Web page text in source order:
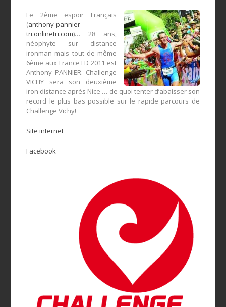
Le 2ème espoir Français
(anthony-pannier-
tri.onlinetri.com)… 28 ans,
néophyte sur distance
ironman mais tout de même
6ème aux France LD 2011 est
Anthony PANNIER. Challenge
VICHY sera son deuxième
iron distance après Nice … de quoi tenter d’abaisser son
record le plus bas possible sur le rapide parcours de
Challenge Vichy!
Site internet
Facebook